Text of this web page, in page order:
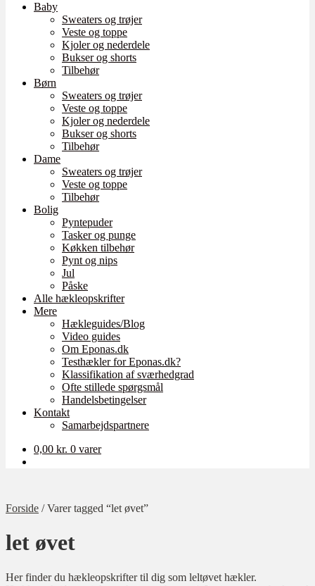
Baby
Sweaters og trøjer
Veste og toppe
Kjoler og nederdele
Bukser og shorts
Tilbehør
Børn
Sweaters og trøjer
Veste og toppe
Kjoler og nederdele
Bukser og shorts
Tilbehør
Dame
Sweaters og trøjer
Veste og toppe
Tilbehør
Bolig
Pyntepuder
Tasker og punge
Køkken tilbehør
Pynt og nips
Jul
Påske
Alle hækleopskrifter
Mere
Hækleguides/Blog
Video guides
Om Eponas.dk
Testhækler for Eponas.dk?
Klassifikation af sværhedgrad
Ofte stillede spørgsmål
Handelsbetingelser
Kontakt
Samarbejdspartnere
0,00 kr. 0 varer
Forside /Varer tagged “let øvet”
let øvet
Her finder du hækleopskrifter til dig som leltøvet hækler.